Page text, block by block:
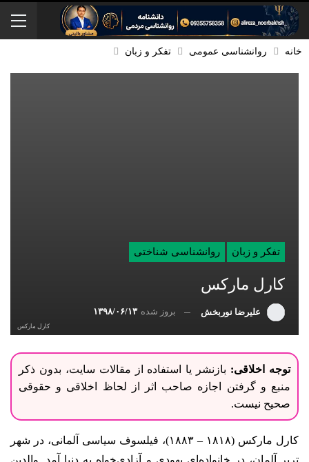
خانه روانشناسی عمومی تفکر و زبان
تفکر و زبان روانشناسی شناختی
کارل مارکس
علیرضا نوربخش بروز شده ۱۳۹۸/۰۶/۱۳
کارل مارکس
توجه اخلاقی: بازنشر یا استفاده از مقالات سایت، بدون ذکر
منبع و گرفتن اجازه صاحب اثر از لحاظ اخلاقی و حقوقی
صحیح نیست.
کارل مارکس (۱۸۱۸ – ۱۸۸۳)، فیلسوف سیاسی آلمانی، در شهر
تِریر آلمان، در خانواده‌ای یهودی و آزادی‌خواه به دنیا آمد. والدین